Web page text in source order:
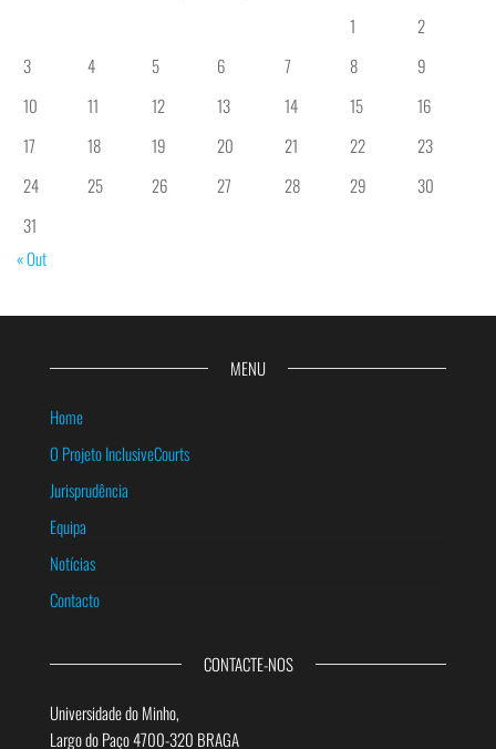
1
2
3
4 5 6 7 8
9
10
11 12 13 14 15
16
17
18 19 20 21 22
23
24
25 26 27 28 29
30
31
« Out
MENU
Home
O Projeto InclusiveCourts
Jurisprudência
Equipa
Notícias
Contacto
CONTACTE-NOS
Universidade do Minho,
Largo do Paço 4700-320 BRAGA